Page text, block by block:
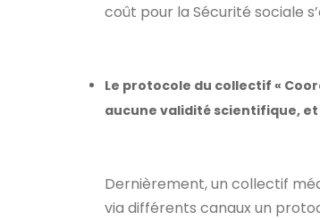
coût pour la Sécurité sociale
Le protocole du collectif «
aucune validité scientifique,
Dernièrement, un collectif
via différents canaux un